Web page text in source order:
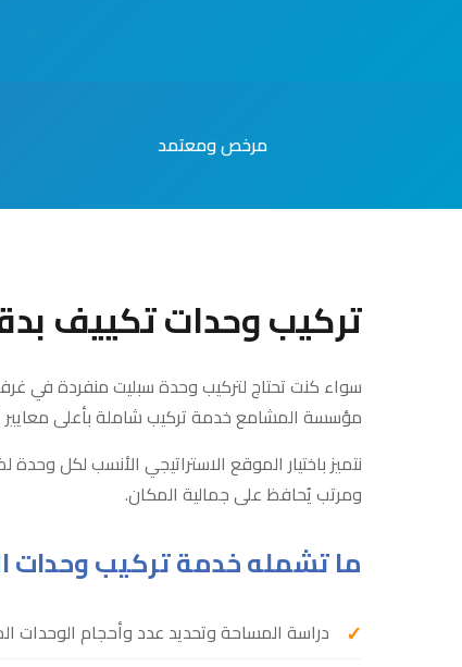
مرخص ومعتمد
تركيب وحدات تكييف
سواء كنت تحتاج لتركيب وحدة سبليت منفردة في
مؤسسة المشامع خدمة تركيب شاملة بأعلى معايير
نتميز باختيار الموقع الاستراتيجي الأنسب لكل
ومرتب يُحافظ على جمالية المكان.
ما تشمله خدمة تركيب وحدات
دراسة المساحة وتحديد عدد وأحجام الوحدات